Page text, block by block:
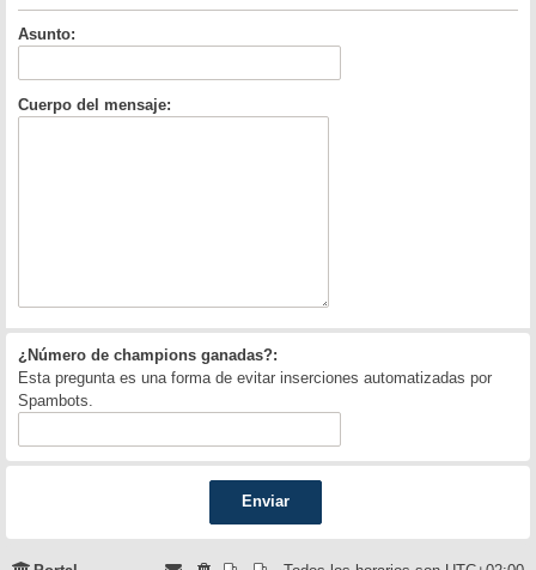
Asunto:
Cuerpo del mensaje:
¿Número de champions ganadas?:
Esta pregunta es una forma de evitar inserciones automatizadas por
Spambots.